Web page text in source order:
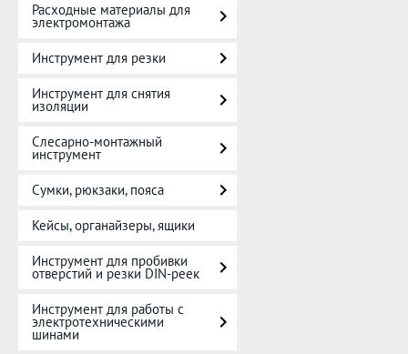
Расходные материалы для
электромонтажа
Инструмент для резки
Инструмент для снятия
изоляции
Слесарно-монтажный
инструмент
Сумки, рюкзаки, пояса
Кейсы, органайзеры, ящики
Инструмент для пробивки
отверстий и резки DIN-реек
Инструмент для работы с
электротехническими
шинами